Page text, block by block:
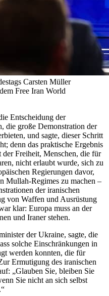
Carsten Müller
Free Iran World
Entscheidung der
die große Demonstration der
und sagte, dieser Schritt
denn das praktische Ergebnis
der Freiheit, Menschen, die für
nicht erlaubt wurde, sich zu
Regierungen davor,
Mullah-Regimes zu machen –
der iranischen
von Waffen und Ausrüstung
klar: Europa muss an der
und Iraner stehen.
der Ukraine, sagte, die
solche Einschränkungen in
werden konnten, die für
Ermutigung des iranischen
„Glauben Sie, bleiben Sie
Sie nicht an sich selbst